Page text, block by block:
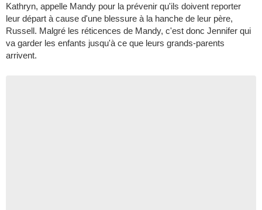
Kathryn, appelle Mandy pour la prévenir qu'ils doivent reporter
leur départ à cause d'une blessure à la hanche de leur père,
Russell. Malgré les réticences de Mandy, c'est donc Jennifer qui
va garder les enfants jusqu'à ce que leurs grands-parents
arrivent.